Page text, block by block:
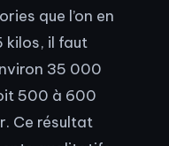
que l’on en
kilos, il faut
35 000
500 à 600
Ce résultat